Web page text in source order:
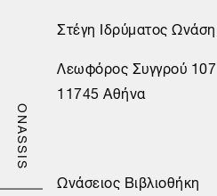
ONASSIS
Στέγη Ιδρύματος Ωνάση
Λεωφόρος Συγγρού 107
11745 Αθήνα
Ωνάσειος Βιβλιοθήκη